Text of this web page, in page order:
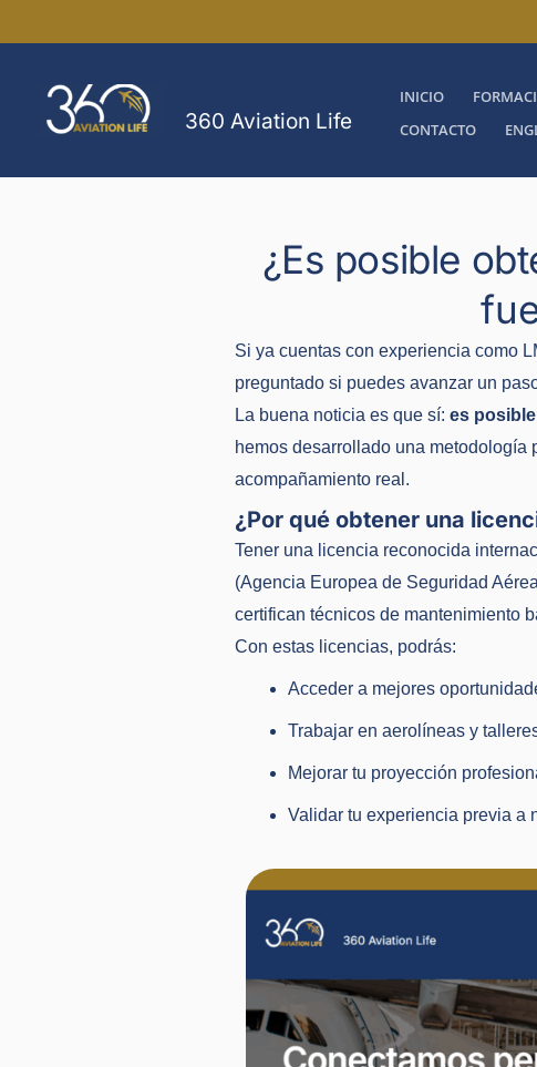
al
contenido
360 Aviation Life
INICIO
CONTACTO
¿Es posible
Si ya cuentas con experiencia como
preguntado si puedes avanzar un
La buena noticia es que sí: es
hemos desarrollado una metodología
acompañamiento real.
¿Por qué obtener una
Tener una licencia reconocida
(Agencia Europea de Seguridad
certifican técnicos de mantenimiento
Con estas licencias, podrás:
Acceder a mejores
Trabajar en aerolíneas y
Mejorar tu proyección
Validar tu experiencia previa a